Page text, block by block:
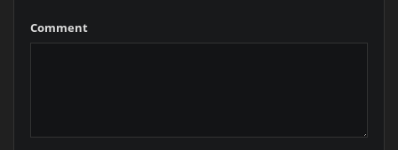
Comment